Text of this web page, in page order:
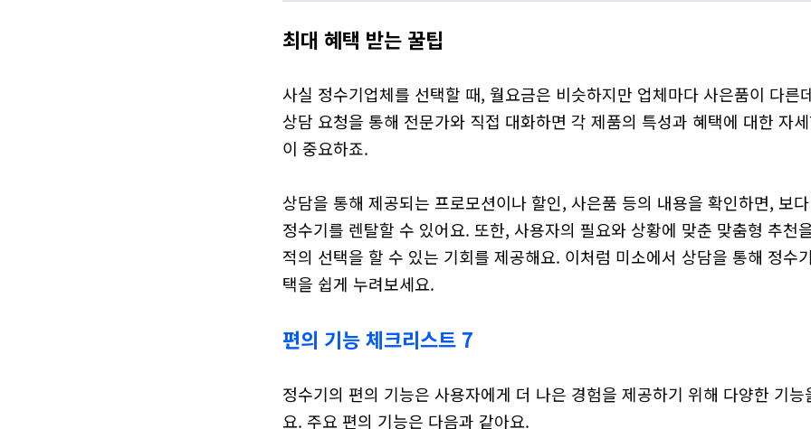
최대 혜택 받는 꿀팁
사실 정수기업체를 선택할 때, 월요금은 비슷하지만 업체마다 사은품이 다른
상담 요청을 통해 전문가와 직접 대화하면 각 제품의 특성과 혜택에 대한 자
이 중요하죠.
상담을 통해 제공되는 프로모션이나 할인, 사은품 등의 내용을 확인하면, 보
정수기를 렌탈할 수 있어요. 또한, 사용자의 필요와 상황에 맞춘 맞춤형 추천
적의 선택을 할 수 있는 기회를 제공해요. 이처럼 미소에서 상담을 통해 정수
택을 쉽게 누려보세요.
편의 기능 체크리스트 7
정수기의 편의 기능은 사용자에게 더 나은 경험을 제공하기 위해 다양한 기능
요. 주요 편의 기능은 다음과 같아요.